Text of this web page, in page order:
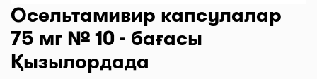
Осельтамивир капсулалар
75 мг № 10 - бағасы
Қызылордада